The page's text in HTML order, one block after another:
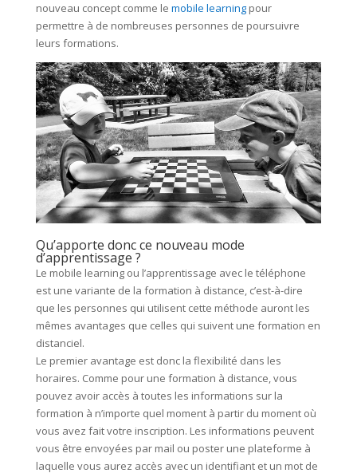
nouveau concept comme le mobile learningpour
permettre à de nombreuses personnes de poursuivre
leurs formations.
Qu’apporte donc ce nouveau mode
d’apprentissage ?
Le mobile learning ou l’apprentissage avec le téléphone
est une variante de la formation à distance, c’est-à-dire
que les personnes qui utilisent cette méthode auront les
mêmes avantages que celles qui suivent une formation en
distanciel.
Le premier avantage est donc la flexibilité dans les
horaires. Comme pour une formation à distance, vous
pouvez avoir accès à toutes les informations sur la
formation à n’importe quel moment à partir du moment où
vous avez fait votre inscription. Les informations peuvent
vous être envoyées par mail ou poster une plateforme à
laquelle vous aurez accès avec un identifiant et un mot de